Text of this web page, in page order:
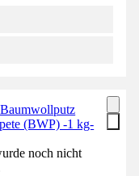
(BWP) -1 kg-
noch nicht